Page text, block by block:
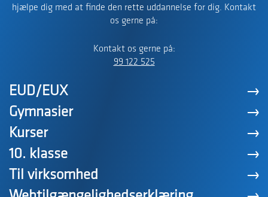
hjælpe dig med at finde den rette uddannelse for dig. Kontakt
os gerne på:
Kontakt os gerne på:
99 122 525
EUD/EUX
Gymnasier
Kurser
10. klasse
Til virksomhed